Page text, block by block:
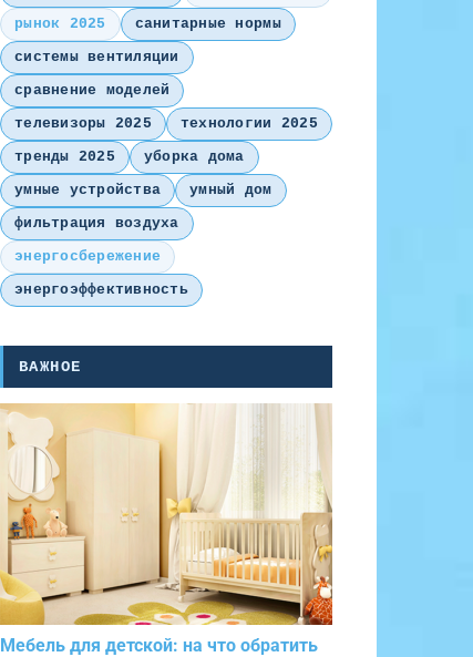
рынок 2025
санитарные нормы
системы вентиляции
сравнение моделей
телевизоры 2025
технологии 2025
тренды 2025
уборка дома
умные устройства
умный дом
фильтрация воздуха
энергосбережение
энергоэффективность
ВАЖНОЕ
Мебель для детской: на что обратить